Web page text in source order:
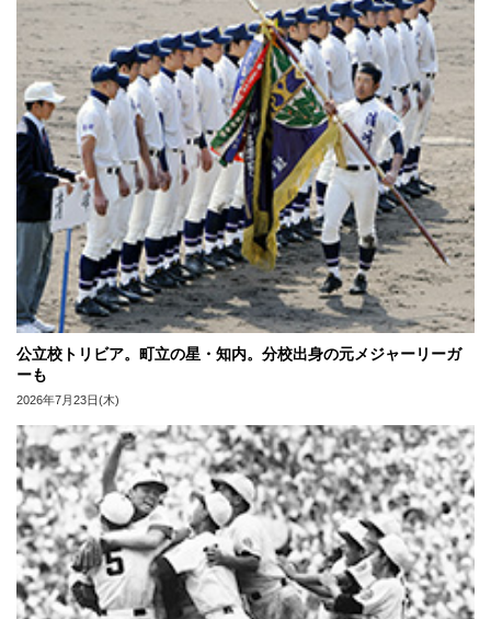
公立校トリビア。町立の星・知内。分校出身の元メジャーリーガ
ーも
2026年7月23日(木)